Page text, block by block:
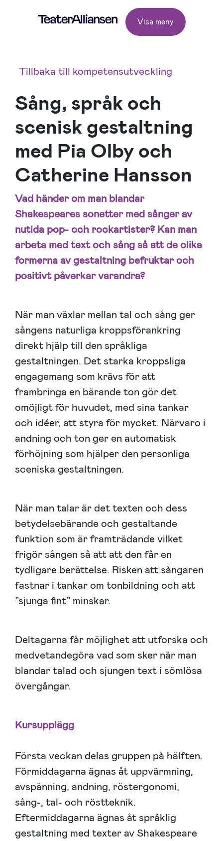
Visa meny
Tillbaka till kompetensutveckling
Sång, språk och
scenisk gestaltning
med Pia Olby och
Catherine Hansson
Vad händer om man blandar
Shakespeares sonetter med sånger av
nutida pop- och rockartister? Kan man
arbeta med text och sång så att de olika
formerna av gestaltning befruktar och
positivt påverkar varandra?
När man växlar mellan tal och sång ger
sångens naturliga kroppsförankring
direkt hjälp till den språkliga
gestaltningen. Det starka kroppsliga
engagemang som krävs för att
frambringa en bärande ton gör det
omöjligt för huvudet, med sina tankar
och idéer, att styra för mycket. Närvaro i
andning och ton ger en automatisk
förhöjning som hjälper den personliga
sceniska gestaltningen.
När man talar är det texten och dess
betydelsebärande och gestaltande
funktion som är framträdande vilket
frigör sången så att att den får en
tydligare berättelse. Risken att sångaren
fastnar i tankar om tonbildning och att
”sjunga fint” minskar.
Deltagarna får möjlighet att utforska och
medvetandegöra vad som sker när man
blandar talad och sjungen text i sömlösa
övergångar.
Kursupplägg
Första veckan delas gruppen på hälften.
Förmiddagarna ägnas åt uppvärmning,
avspänning, andning, röstergonomi,
sång-, tal- och röstteknik.
Eftermiddagarna ägnas åt språklig
gestaltning med texter av Shakespeare